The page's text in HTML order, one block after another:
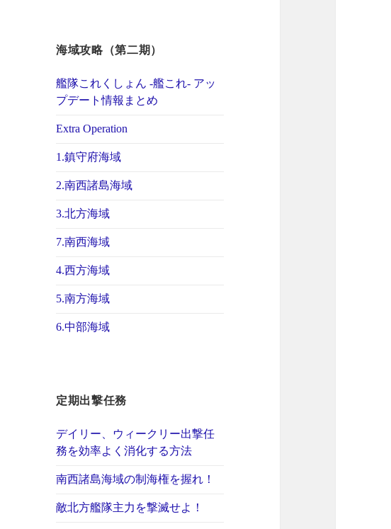
海域攻略（第二期）
艦隊これくしょん -艦これ- アッ
プデート情報まとめ
Extra Operation
1.鎮守府海域
2.南西諸島海域
3.北方海域
7.南西海域
4.西方海域
5.南方海域
6.中部海域
定期出撃任務
デイリー、ウィークリー出撃任
務を効率よく消化する方法
南西諸島海域の制海権を握れ！
敵北方艦隊主力を撃滅せよ！